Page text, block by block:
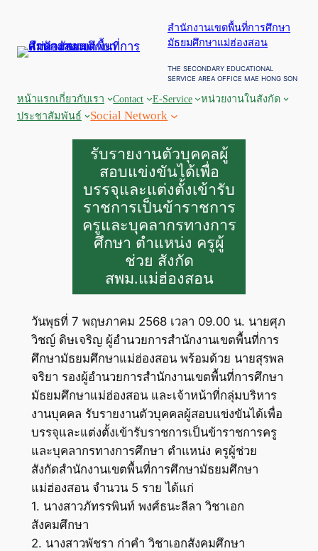
สำนักงานเขตพื้นที่การศึกษา
มัธยมศึกษาแม่ฮ่องสอน
THE SECONDARY EDUCATIONAL
SERVICE AREA OFFICE MAE HONG SON
หน้าแรกเกี่ยวกับเรา Contact E-Service
หน่วยงานในสังกัด
ประชาสัมพันธ์
Social Network
รับรายงานตัวบุคคลผู้
สอบแข่งขันได้เพื่อ
บรรจุและแต่งตั้งเข้ารับ
ราชการเป็นข้าราชการ
ครูและบุคลากรทางการ
ศึกษา ตำแหน่ง ครูผู้
ช่วย สังกัด
สพม.แม่ฮ่องสอน
วันพุธที่ 7 พฤษภาคม 2568 เวลา 09.00 น. นายศุภ
วิชญ์ ดิษเจริญ ผู้อำนวยการสำนักงานเขตพื้นที่การ
ศึกษามัธยมศึกษาแม่ฮ่องสอน พร้อมด้วย นายสุรพล
จริยา รองผู้อำนวยการสำนักงานเขตพื้นที่การศึกษา
มัธยมศึกษาแม่ฮ่องสอน และเจ้าหน้าที่กลุ่มบริหาร
งานบุคคล รับรายงานตัวบุคคลผู้สอบแข่งขันได้เพื่อ
บรรจุและแต่งตั้งเข้ารับราชการเป็นข้าราชการครู
และบุคลากรทางการศึกษา ตำแหน่ง ครูผู้ช่วย
สังกัดสำนักงานเขตพื้นที่การศึกษามัธยมศึกษา
แม่ฮ่องสอน จำนวน 5 ราย ได้แก่
1. นางสาวภัทรรพินท์ พงศ์ธนะลีลา วิชาเอก
สังคมศึกษา
2. นางสาวพัชรา ก่าคำ วิชาเอกสังคมศึกษา